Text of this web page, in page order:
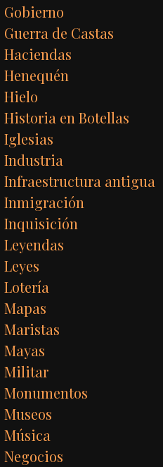
Gobierno
Guerra de Castas
Haciendas
Henequén
Hielo
Historia en Botellas
Iglesias
Industria
Infraestructura antigua
Inmigración
Inquisición
Leyendas
Leyes
Lotería
Mapas
Maristas
Mayas
Militar
Monumentos
Museos
Música
Negocios